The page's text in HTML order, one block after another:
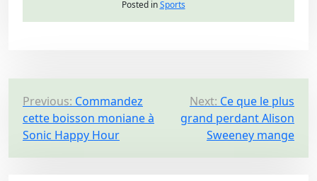
Posted inSports
P
o
s
t
Previous: Commandez
cette boisson moniane à
Sonic Happy Hour
Next: Ce que le plus
grand perdant Alison
Sweeney mange